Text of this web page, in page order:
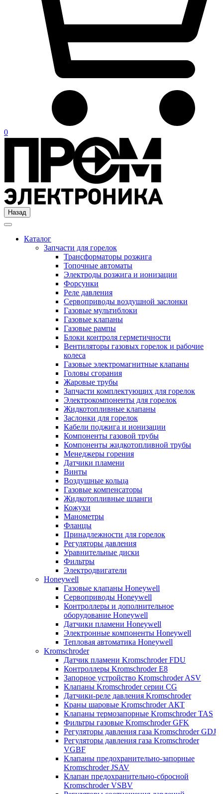
0
Назад
Каталог
Запчасти для горелок
Трансформаторы розжига
Топочные автоматы
Электроды розжига и ионизации
Форсунки
Реле давления
Сервоприводы воздушной заслонки
Газовые мультиблоки
Газовые клапаны
Газовые рампы
Блоки контроля герметичности
Вентиляторы газовых горелок и рабочие
колеса
Газовые электромагнитные клапаны
Головы сгорания
Жаровые трубы
Запчасти комплектующих для горелок
Электрокомпоненты для горелок
Жидкотопливные клапаны
Заслонки для горелок
Кабели поджига и ионизации
Компоненты газовой трубы
Компоненты жидкотопливной трубы
Менеджеры горения
Датчики пламени
Винты
Воздушные кольца
Газовые компенсаторы
Жидкотопливные шланги
Кожухи
Манометры
Фланцы
Принадлежности для горелок
Регуляторы давления
Уравнительные диски
Фильтры
Электродвигатели
Honeywell
Газовые клапаны Honeywell
Сервоприводы Honeywell
Контроллеры и дополнительное
оборудование Honeywell
Датчики пламени Honeywell
Электронные компоненты Honeywell
Тепловая автоматика Honeywell
Kromschroder
Датчик пламени Kromschroder FDU
Контроллеры Kromschroder E8
Запорное устройство Kromschroder ASV
Клапаны Kromschroder серии CG
Датчики-реле давления Kromschroder
Краны шаровые Kromschroder АКТ
Клапаны термозапорные Kromschroder TAS
Фильтры газовые Kromschroder GFK
Регуляторы давления газа Kromschroder GDJ
Регуляторы давления газа Kromschroder
VGBF
Клапаны предохранительно-запорные
Kromschroder JSAV
Клапан предохранительно-сбросной
Kromschroder VSBV